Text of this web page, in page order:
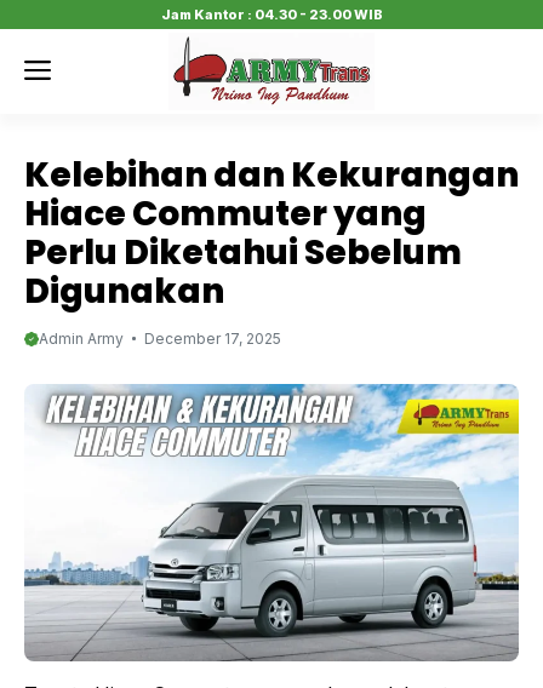
content
Jam Kantor : 04.30 - 23.00 WIB
Menu
Kelebihan dan Kekurangan
Hiace Commuter yang
Perlu Diketahui Sebelum
Digunakan
Admin Army December 17, 2025